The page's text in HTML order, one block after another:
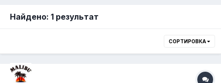
Найдено: 1 результат
СОРТИРОВКА